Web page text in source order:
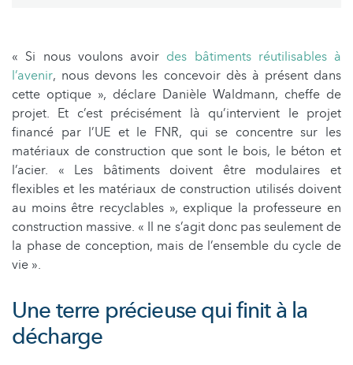
« Si nous voulons avoir des bâtiments réutilisables à
l’avenir, nous devons les concevoir dès à présent dans
cette optique », déclare Danièle Waldmann, cheffe de
projet. Et c’est précisément là qu’intervient le projet
financé par l’UE et le FNR, qui se concentre sur les
matériaux de construction que sont le bois, le béton et
l’acier. « Les bâtiments doivent être modulaires et
flexibles et les matériaux de construction utilisés doivent
au moins être recyclables », explique la professeure en
construction massive. « Il ne s’agit donc pas seulement de
la phase de conception, mais de l’ensemble du cycle de
vie ».
Une terre précieuse qui finit à la
décharge